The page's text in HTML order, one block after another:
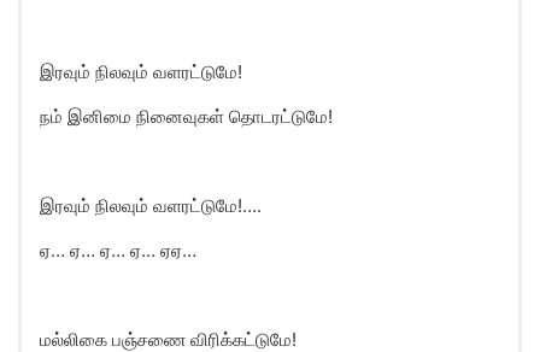
இரவும் நிலவும் வளரட்டுமே!
நம் இனிமை நினைவுகள் தொடரட்டுமே!
இரவும் நிலவும் வளரட்டுமே!….
ஏ… ஏ… ஏ… ஏ… ஏஏ…
மல்லிகை பஞ்சணை விரிக்கட்டுமே!